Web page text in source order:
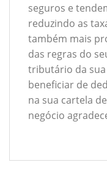
seguros e
reduzindo as
também mais
das regras do
tributário da sua
beneficiar de
na sua cartela
negócio